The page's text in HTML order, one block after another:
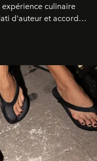
culinaire
d'auteur et accords
voyage sensoriel.